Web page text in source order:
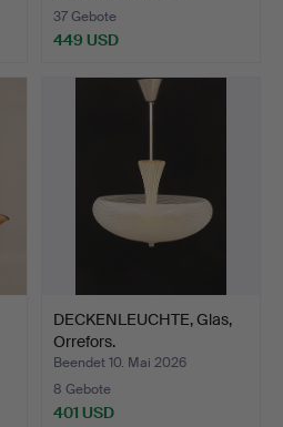
37 Gebote
449 USD
DECKENLEUCHTE, Glas,
Orrefors.
Beendet 10. Mai 2026
8 Gebote
401 USD